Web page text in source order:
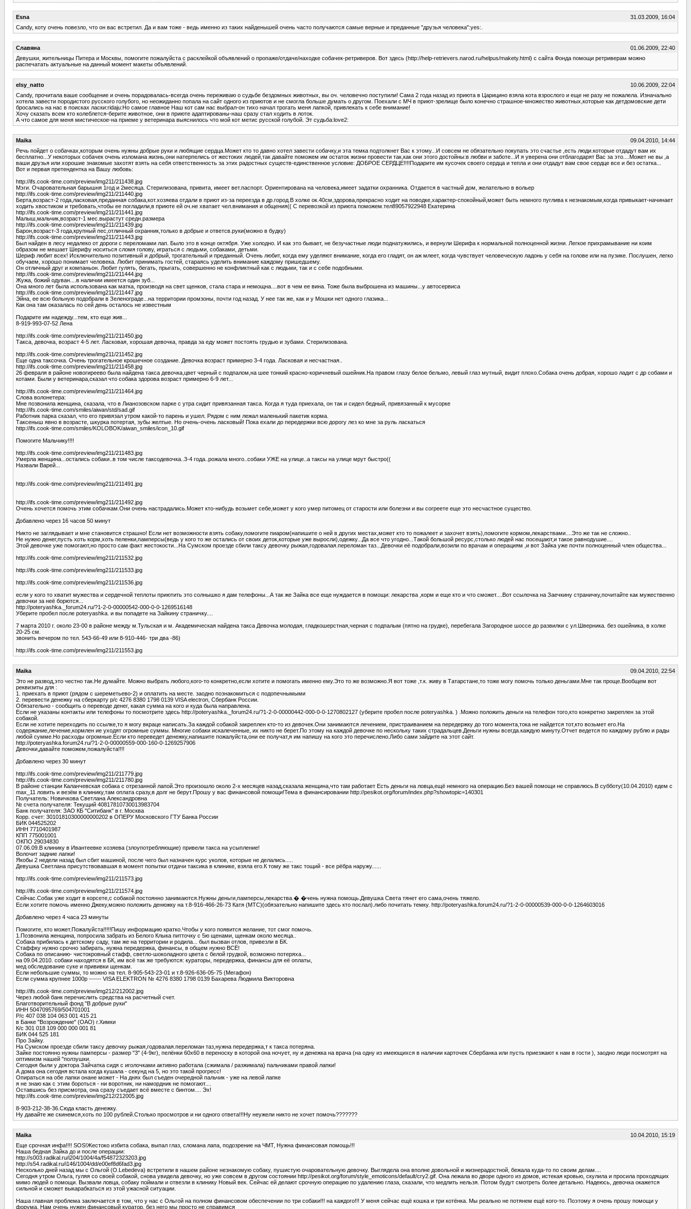
Esna
31.03.2009, 16:04
Candy, коту очень повезло, что он вас встретил. Да и вам тоже - ведь именно из таких найденышей очень часто получаются самые верные и преданные "друзья человека":yes:.
Славяна
01.06.2009, 22:40
Девушки, жительницы Питера и Москвы, помогите пожалуйста с расклейкой объявлений о пропаже/отдаче/находке собачек-ретриверов. Вот здесь (http://help-retrievers.narod.ru/helpus/makety.html) с сайта Фонда помощи ретриверам можно
распечатать актуальные на данный момент макеты объявлений.
elsy_natto
10.06.2009, 22:04
Candy, прочитала ваше сообщение и очень порадовалась-всегда очень переживаю о судьбе бездомных животных, вы оч. человечно поступили! Сама 2 года назад из приюта в Царицино взяла кота взрослого и еще не разу не пожалела. Изначально
хотела завести породистого русского голубого, но неожиданно попала на сайт одного из приютов и не смогла больше думать о другом. Поехали с МЧ в приют-зрелище было конечно страшное-множество животных,которые как детдомовские дети
бросались на нас в поисках ласки:ridaju:Но самое главное Наш кот сам нас выбрал-он тихо начал трогать меня лапкой, привлекать к себе внимание!
Хочу сказать всем кто колеблется-берите животное, они в приюте адаптированы-наш сразу стал ходить в лоток.
А что самое для меня мистическое-на приеме у ветеринара выяснилось что мой кот метис русской голубой. Эт судьба:love2:
Maika
09.04.2010, 14:44
Речь пойдет о собачках,которым очень нужны добрые руки и любящие сердца.Может кто то давно хотел завести собачку,и эта темка подтолкнет Вас к этому...И совсем не обязательно покупать это счастье ,есть люди.которые отдадут вам их
бесплатно...У некоторых собачек очень изломана жизнь,они натерпелись от жестоких людей,так давайте поможем им остаток жизни провести так,как они этого достойны:в любви и заботе...И я уверена они отблагодарят Вас за это....Может не вы ,а
ваши друзья или хорошие знакомые захотят взять на себя ответственность за этих радостных существ-единственное условие: ДОБРОЕ СЕРДЦЕ!!!!Подарите им кусочек своего сердца и тепла и они отдадут вам свое сердце все и без остатка...
Вот и первая претендентка на Вашу любовь:
http://ifs.cook-time.com/preview/img211/211438.jpg
Мэги. Очаровательная барышня 1год и 2месяца. Стерилизована, привита, имеет вет.паспорт. Ориентирована на человека,имеет задатки охранника. Отдается в частный дом, желательно в вольер
http://ifs.cook-time.com/preview/img211/211440.jpg
Берта,возраст-2 года,ласковая,преданная собака,кот.хозяева отдали в приют из-за переезда в др.город.В холке ок.40см,здорова,прекрасно ходит на поводке,характер-спокойный,может быть немного пуглива к незнакомым,когда привыкает-начинает
ходить хвостиком и требовать,чтобы ее погладили,в приюте ей оч.не хватает чел.внимания и общения(( С перевозкой из приюта поможем.тел89057922948 Екатерина
http://ifs.cook-time.com/preview/img211/211441.jpg
Малыш,мальчик,возраст-1 мес.вырастут средн.размера
http://ifs.cook-time.com/preview/img211/211439.jpg
Барон,возраст-3 года,крупный пес,отличный охранник,только в добрые и ответсв.руки(можно в будку)
http://ifs.cook-time.com/preview/img211/211443.jpg
Был найден в лесу недалеко от дороги с переломами лап. Было это в конце октября. Уже холодно. И как это бывает, не безучастные люди поднатужились, и вернули Шерифа к нормальной полноценной жизни. Легкое прихрамывание ни коим
образом не мешает Шерифу носиться сломя голову, играться с людьми, собаками, детьми.
Шериф любит всех! Исключительно позитивный и добрый, трогательный и преданный. Очень любит, когда ему уделяют внимание, когда его гладят, он аж млеет, когда чувствует человеческую ладонь у себя на голове или на пузике. Послушен, легко
обучаем, хорошо понимает человека. Любит принимать гостей, стараясь уделить внимание каждому пришедшему.
Он отличный друг и компаньон. Любит гулять, бегать, прыгать, совершенно не конфликтный как с людьми, так и с себе подобными.
http://ifs.cook-time.com/preview/img211/211444.jpg
Жужа, божий одуван....в наличии имеется один зуб...
Она много лет была использована как матка, производя на свет щенков, стала стара и немощна....вот в чем ее вина. Тоже была выброшена из машины...у автосервиса
http://ifs.cook-time.com/preview/img211/211447.jpg
Эйна, ее всю больную подобрали в Зеленограде...на территории промзоны, почти год назад. У нее так же, как и у Мошки нет одного глазика...
Как она там оказалась по сей день осталось не известным
Подарите им надежду...тем, кто еще жив...
8-919-993-07-52 Лена
http://ifs.cook-time.com/preview/img211/211450.jpg
Такса, девочка, возраст 4-5 лет. Ласковая, хорошая девочка, правда за еду может постоять грудью и зубами. Стерилизована.
http://ifs.cook-time.com/preview/img211/211452.jpg
Еще одна таксочка. Очень трогательное крошечное создание. Девочка возраст примерно 3-4 года. Ласковая и несчастная..
http://ifs.cook-time.com/preview/img211/211458.jpg
26 февраля в районе новогиреево была найдена такса девочка,цвет черный с подпалом,на шее тонкий красно-коричневый ошейник.На правом глазу белое бельмо, левый глаз мутный, видит плохо.Собака очень добрая, хорошо ладит с др собами и
котами. Были у ветеринара,сказал что собака здорова возраст примерно 6-9 лет...
http://ifs.cook-time.com/preview/img211/211464.jpg
Слова волонетера:
Мне позвонила женщина, сказала, что в Лианозовском парке с утра сидит привязанная такса. Когда я туда приехала, он так и сидел бедный, привязанный к мусорке
http://ifs.cook-time.com/smiles/aiwan/std/sad.gif
Работник парка сказал, что его привязал утром какой-то парень и ушел. Рядом с ним лежал маленький пакетик корма.
Таксеныш явно в возрасте, шкурка потертая, зубы желтые. Но очень-очень ласковый! Пока ехали до передержки всю дорогу лез ко мне за руль ласкаться
http://ifs.cook-time.com/smiles/KOLOBOK/aiwan_smiles/icon_10.gif
Помогите Мальчику!!!!
http://ifs.cook-time.com/preview/img211/211483.jpg
Умерла женщина...остались собаки..в том числе таксодевочка..3-4 года..рожала много..собаки УЖЕ на улице..а таксы на улице мрут быстро((
Назвали Варей...
http://ifs.cook-time.com/preview/img211/211491.jpg
http://ifs.cook-time.com/preview/img211/211492.jpg
Очень хочется помочь этим собачкам.Они очень настрадались.Может кто-нибудь возьмет себе,может у кого умер питомец от старости или болезни и вы согреете еще это несчастное существо.
Добавлено через 16 часов 50 минут
Никто не заглядывает и мне становится страшно! Если нет возможности взять собаку,помогите пиаром(напишите о ней в других местах,может кто то пожалеет и захочет взять),помогите кормом,лекарствами....Это же так не сложно..
Не нужно денег,пусть хоть корм,хоть пеленки,памперсы(ведь у кого то же остались от своих деток,которые уже выросли),одежку...Да все что угодно...Такой большой ресурс,столько людей нас посещают,и такое равнодушие....
Этой девочке уже помогают,но просто сам факт жестокости...На Сумском проезде сбили таксу девочку рыжая,годовалая.переломан таз...Девочки её подобрали,возили по врачам и операциям ,и вот Зайка уже почти полноценный член общества...
http://ifs.cook-time.com/preview/img211/211532.jpg
http://ifs.cook-time.com/preview/img211/211533.jpg
http://ifs.cook-time.com/preview/img211/211536.jpg
если у кого то хватит мужества и сердечной теплоты приютить это солнышко я дам телефоны...А так же Зайка все еще нуждается в помощи: лекарства ,корм и еще кто и что сможет....Вот ссылочка на Заечкину страничку,почитайте как мужественно
девочки за неё борются...
http://poteryashka._forum24.ru/?1-2-0-00000542-000-0-0-1269516148
Уберите пробел после poteryashka. и вы попадете на Зайкину страничку....
7 марта 2010 г. около 23-00 в районе между м.Тульская и м. Академическая найдена такса Девочка молодая, гладкошерстная,черная с подпалым (пятно на грудке), перебегала Загородное шоссе до развилки с ул.Шверника. без ошейника, в холке
20-25 см.
звонить вечером по тел. 543-66-49 или 8-910-446- три два -86)
http://ifs.cook-time.com/preview/img211/211553.jpg
Maika
09.04.2010, 22:54
Это не развод,это честно так.Не думайте. Можно выбрать любого,кого-то конкретно,если хотите и помогать именно ему.Это то же возможно.Я вот тоже ,т.к. живу в Татарстане,то тоже могу помочь только деньгами.Мне так проще.Вообщем вот
реквизиты для :
1. приехать в приют (рядом с шереметьево-2) и оплатить на месте. заодно познакомиться с подопечнымыми
2. перевести денежку на сберкарту р/с 4276 8380 1798 0139 VISA electron, Сбербанк России.
Обязательно - сообщить о переводе денег, какая сумма на кого и куда была направлена.
Если не указаны контакты или телефоны то посмотрите здесь http://poteryashka._forum24.ru/?1-2-0-00000442-000-0-0-1270802127 (уберите пробел после poteryashka. ) .Можно положить деньги на телефон того,кто конкретно закреплен за этой
собакой.
Если не хотите переходить по ссылке,то я могу вкраце написать.За каждой собакой закреплен кто-то из девочек.Они занимаются лечением, пристраиванием на передержку до того момента,тока не найдется тот,кто возьмет его.На
содержание,лечение,кормлен ие уходят огромные суммы. Многие собаки искалеченные, их никто не берет.По этому на каждой девочке по нескольку таких страдальцев.Деньги нужны всегда.каждую минуту.Отчет ведется по каждому рублю и рады
любой сумме.Но расходы огромные.Если кто переведет денежку,напишите пожалуйста,они ее получат,я им напишу на кого это перечислено.Либо сами зайдите на этот сайт.
http://poteryashka.forum24.ru/?1-2-0-00000559-000-160-0-1269257906
Девочки,давайте поможем,пожалуйста!!!!
Добавлено через 30 минут
http://ifs.cook-time.com/preview/img211/211779.jpg
http://ifs.cook-time.com/preview/img211/211780.jpg
В районе станции Каланчевская собака с отрезанной лапой.Это произошло около 2-х месяцев назад,сказала женщина,что там работает Есть деньги на ловца,ещё немного на операцию.Без вашей помощи не справлюсь.В субботу(10.04.2010) едем с
max_11 ловить и везём в клинику,там оплата сразу,в долг не берут.Прошу у вас финансовой помощи!Тема в финансировании http://pesikot.org/forum/index.php?showtopic=140301
Получатель: Новичкова Светлана Александровна
№ счета получателя: Текущий 40817810730013983704
Банк получателя: ЗАО КБ "Ситибанк" в г. Москва
Корр. счет: 30101810300000000202 в ОПЕРУ Московского ГТУ Банка России
БИК 044525202
ИНН 7710401987
КПП 775001001
ОКПО 29034830
07.06.09.В клинику в Ивантеевке хозяева (злоупотребляющие) привели такса на усыпление!
Волочит задние лапки!
Якобы 2 недели назад был сбит машиной, после чего был назначен курс уколов, которые не делались.....
Девушка Светлана присутствовавшая в момент попытки отдачи таксика в клинике, взяла его.К тому же такс тощий - все рёбра наружу......
http://ifs.cook-time.com/preview/img211/211573.jpg
http://ifs.cook-time.com/preview/img211/211574.jpg
Сейчас.Собак уже ходит в корсете,с собакой постоянно занимаются.Нужны деньги,памперсы,лекарства.� �чень нужна помощь.Девушка Света тянет его сама,очень тяжело.
Если хотите помочь именно Джеку,можно положить денюжку на т.8-916-466-26-73 Катя (МТС)(обязательно напишите здесь кто послал).либо почитать темку. http://poteryashka.forum24.ru/?1-2-0-00000539-000-0-0-1264603016
Добавлено через 4 часа 23 минуты
Помогите, кто может.Пожалуйста!!!!!Пишу информацию кратко.Чтобы у кого появится желание, тот смог помочь.
1.Позвонила женщина, попросила забрать из Белого Клыка питточку с 5ю щенами, щенкам около месяца..
Собака прибилась к детскому саду, там же на территории и родила... был вызван отлов, привезли в БК.
Стаффку нужно срочно забирать, нужна передержка, финансы, в общем нужно ВСЁ!
Собака по описанию- чистокровный стафф, светло-шоколадного цвета с белой грудкой, возможно потеряха...
на 09.04.2010. собаки находятся в БК, им всё так же требуются: кураторы, передержка, финансы для её оплаты,
мед обследование суке и прививки щенкам.
Если небольшие суммы, то можно на тел. 8-905-543-23-01 и т.8-926-636-05-75 (Мегафон)
Если сумма крупнее 1000р ------ VISA ELEKTRON № 4276 8380 1798 0139 Бахарева Людмила Викторовна
http://ifs.cook-time.com/preview/img212/212002.jpg
Через любой банк перечислить средства на расчетный счет.
Благотворительный фонд "В добрые руки"
ИНН 5047095769/504701001
Р/с 407 038 104 063 001 415 21
в Банке "Возрождение" (ОАО) г.Химки
К/с 301 018 109 000 000 001 81
БИК 044 525 181
Про Зайку.
На Сумском проезде сбили таксу девочку рыжая,годовалая.переломан таз,нужна передержка,т к такса потеряна.
Зайке постоянно нужны памперсы - размер "3" (4-9кг), пелёнки 60х60 в переноску в которой она ночует, ну и денежка на врача (на одну из имеющихся в наличии карточек Сбербанка или пусть приезжают к нам в гости ), заодно люди посмотрят на
оптимизм нашей "ползушки.
Сегодня были у доктора Зайчатка сидя с иголочками активно работала (сжимала / разжимала) пальчиками правой лапки!
А дома она сегодня встала когда кушала - секунд на 5, но это такой прогресс!
Опираться на обе лапки онане может - На днях был съеден очередной пальчик - уже на левой лапке
я не знаю как с этим бороться - ни воротник, ни намордник не помогают....
Оставшись без присмотра, она сразу съедает всё вместе с бинтом.... Эх!
http://ifs.cook-time.com/preview/img212/212005.jpg
8-903-212-38-36.Сюда класть денежку.
Ну давайте же скинемся,хоть по 100 рублей.Столько просмотров и ни одного ответа!!!Ну неужели никто не хочет помочь???????
Maika
10.04.2010, 15:19
Еще срочная инфа!!!! SOS!Жестоко избита собака, выпал глаз, сломана лапа, подозрение на ЧМТ, Нужна финансовая помощь!!!
Наша бедная Зайка до и после операции:
http://s003.radikal.ru/i204/1004/4a/f54872323203.jpg
http://s54.radikal.ru/i146/1004/dd/e00ef8d6fad3.jpg
Несколько дней назад мы с Ольгой (O.Lebedeva) встретили в нашем районе незнакомую собаку, пушистую очаровательную девочку. Выглядела она вполне довольной и жизнерадостной, бежала куда-то по своим делам....
Сегодня утром Ольга, гуляя со своей собакой, снова увидела девочку, но уже совсем в другом состоянии http://pesikot.org/forum/style_emoticons/default/cry2.gif. Она лежала во дворе одного из домов, истекая кровью, скулила и просила проходящих
мимо людей о помощи. Вызвали ловца, собаку поймали и отвезли в клинику Новый век. Сейчас ей делают срочную операцию по удалению глаза, сказали, что медлить нельзя. Потом будут смотреть более детально. Надеюсь, девочка окажется
сильной и сможет выкарабкаться из этой ужасной ситуации.
Наша главная проблема заключается в том, что у нас с Ольгой на полном финансовом обеспечении по три собаки!!! на каждого!!! У меня сейчас ещё кошка и три котёнка. Мы реально не потянем ещё кого-то. Поэтому я очень прошу помощи у
форума. Нам очень нужен финансовый куратор, без него мы просто не справимся